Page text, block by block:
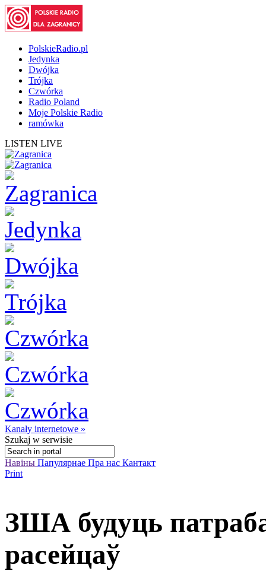
PolskieRadio.pl
Jedynka
Dwójka
Trójka
Czwórka
Radio Poland
Moje Polskie Radio
ramówka
LISTEN LIVE
Kanały internetowe »
Szukaj w serwisie
Навіны Папулярнае Пра нас Кантакт
Print
ЗША будуць
расейцаў